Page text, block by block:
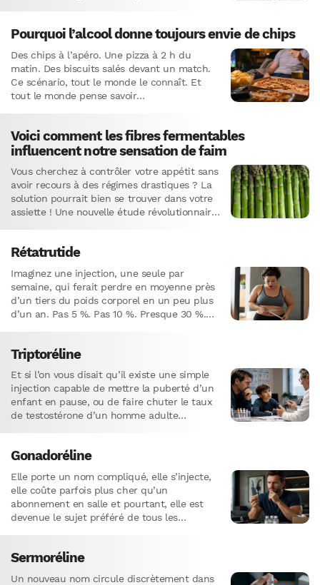
Pourquoi l’alcool donne toujours envie de chips
Des chips à l’apéro. Une pizza à 2 h du
matin. Des biscuits salés devant un match.
Ce scénario, tout le monde le connaît. Et
tout le monde pense savoir…
Voici comment les fibres fermentables
influencent notre sensation de faim
Vous cherchez à contrôler votre appétit sans
avoir recours à des régimes drastiques ? La
solution pourrait bien se trouver dans votre
assiette ! Une nouvelle étude révolutionnaire
Rétatrutide
Imaginez une injection, une seule par
semaine, qui ferait perdre en moyenne près
d’un tiers du poids corporel en un peu plus
d’un an. Pas 5 %. Pas 10 %. Presque 30 %.…
Triptoréline
Et si l’on vous disait qu’il existe une simple
injection capable de mettre la puberté d’un
enfant en pause, ou de faire chuter le taux
de testostérone d’un homme adulte…
Gonadoréline
Elle porte un nom compliqué, elle s’injecte,
elle coûte parfois plus cher qu’un
abonnement en salle et pourtant, elle est
devenue le sujet préféré de tous les
Sermoréline
Un nouveau nom circule discrètement dans